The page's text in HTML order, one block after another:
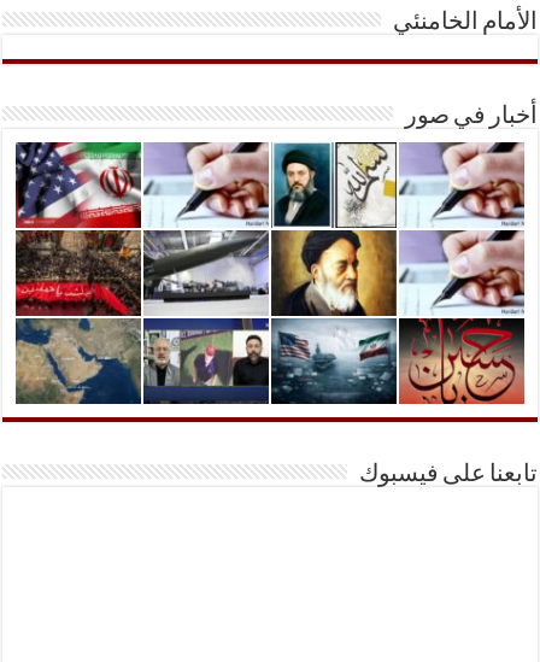
الأمام الخامنئي
أخبار في صور
تابعنا على فيسبوك